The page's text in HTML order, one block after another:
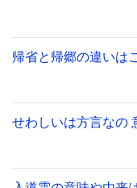
帰省と帰郷の違いは
せわしいは方言なの